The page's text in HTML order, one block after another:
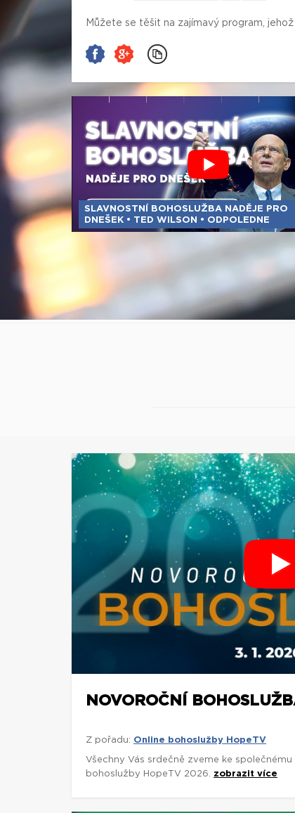
Můžete se těšit na zajímavý program,
SLAVNOSTNÍ BOHOSLUŽBA NADĚJE PRO
DNEŠEK • TED WILSON • ODPOLEDNE
NOVOROČNÍ
Z pořadu: Online bohoslužby HopeTV
Všechny Vás srdečně zveme ke
bohoslužby HopeTV 2026. zobrazit více